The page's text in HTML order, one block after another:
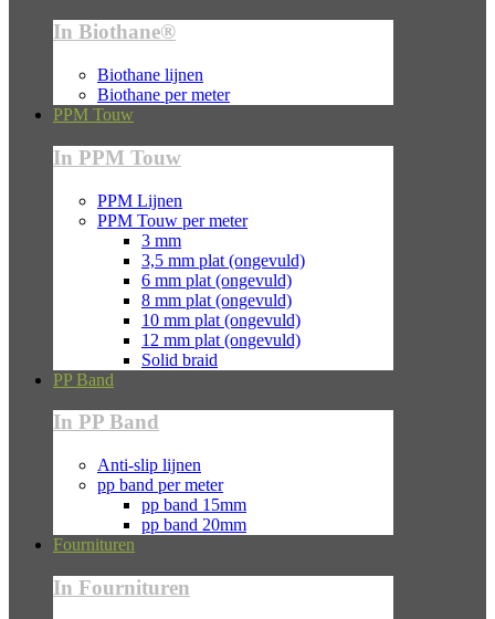
In Biothane®
Biothane lijnen
Biothane per meter
PPM Touw
In PPM Touw
PPM Lijnen
PPM Touw per meter
3 mm
3,5 mm plat (ongevuld)
6 mm plat (ongevuld)
8 mm plat (ongevuld)
10 mm plat (ongevuld)
12 mm plat (ongevuld)
Solid braid
PP Band
In PP Band
Anti-slip lijnen
pp band per meter
pp band 15mm
pp band 20mm
Fournituren
In Fournituren